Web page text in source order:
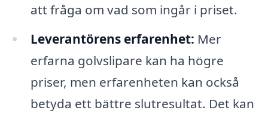
att fråga om vad som ingår i priset.
Leverantörens erfarenhet: Mer
erfarna golvslipare kan ha högre
priser, men erfarenheten kan också
betyda ett bättre slutresultat. Det kan